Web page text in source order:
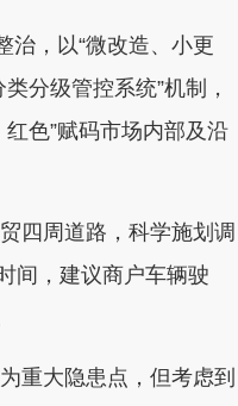
，以“微改造、小更
分级管控系统”机制，
色”赋码市场内部及沿
四周道路，科学施划调
间，建议商户车辆驶
重大隐患点，但考虑到